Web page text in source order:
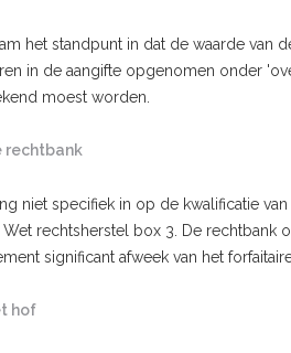
het standpunt in dat de waarde van
in de aangifte opgenomen onder
moest worden.
rechtbank
niet specifiek in op de kwalificatie
rechtsherstel box 3. De rechtbank
significant afweek van het
hof